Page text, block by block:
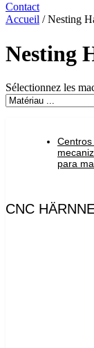
Contact
Accueil / Nesting
Nesting
Sélectionnez les
para
CNC